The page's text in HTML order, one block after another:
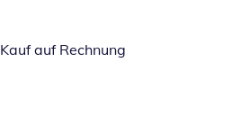
Kauf auf Rechnung